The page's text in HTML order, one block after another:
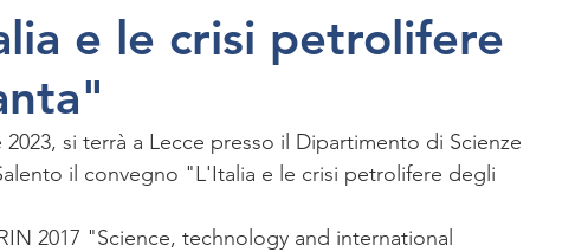
e le crisi petrolifere
si terrà a Lecce presso il Dipartimento di Scienze
il convegno "L'Italia e le crisi petrolifere degli
2017 "Science, technology and international